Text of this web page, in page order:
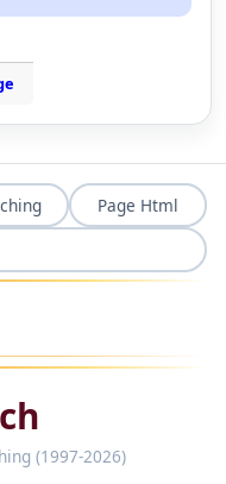
Page Html
(1997-2026)